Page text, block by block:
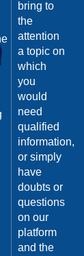
bring to
the
attention
a topic on
which
you
would
need
qualified
information,
or simply
have
doubts or
questions
on our
platform
and the